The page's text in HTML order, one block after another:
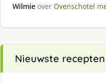
Wilmie over Ovenschotel
Nieuwste recepten